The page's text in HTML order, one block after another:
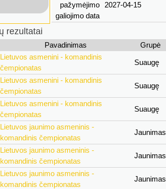
pažymėjimo
galiojimo data
2027-04-15
rezultatai
Pavadinimas Grupė
Lietuvos asmenini - komandinis
čempionatas
Suaugę
Lietuvos asmenini - komandinis
čempionatas
Suaugę
Lietuvos asmenini - komandinis
čempionatas
Suaugę
Lietuvos jaunimo asmeninis -
komandinis čempionatas
Jaunimas
Lietuvos jaunimo asmeninis -
komandinis čempionatas
Jaunimas
Lietuvos jaunimo asmeninis -
komandinis čempionatas
Jaunimas